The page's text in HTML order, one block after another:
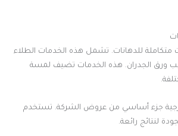
متكاملة للدهانات. تشمل هذه الخدمات الطلاء
ورق الجدران. هذه الخدمات تضيف لمسة
جزء أساسي من عروض الشركة. تستخدم
لنتائج رائعة.